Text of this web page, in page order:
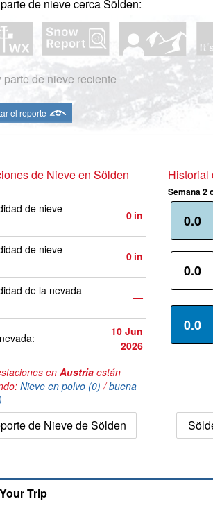
de nieve cerca Sölden:
parte de nieve reciente
el reporte
de Nieve en Sölden
de nieve
0 in
de nieve
0 in
de la nevada
—
10 Jun
2026
enAustria están
Nieve en polvo (0) /buena
de Nieve de Sölden
Historial
Semana 2
0.0
0.0
0.0
Trip